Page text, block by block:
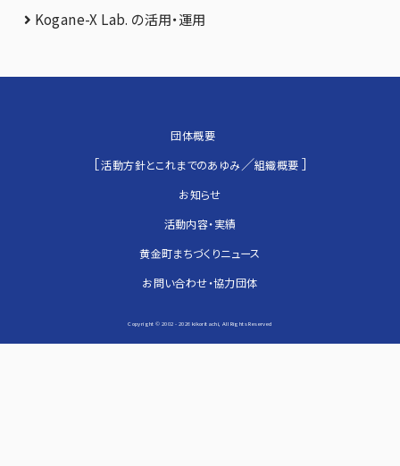
Kogane-X Lab. の活用・運用
団体概要
［活動方針とこれまでのあゆみ ／組織概要 ］
お知らせ
活動内容・実績
黄金町まちづくりニュース
お問い合わせ・協力団体
Copyright © 2002 - 2026 kikoritachi, All Rights Reserved